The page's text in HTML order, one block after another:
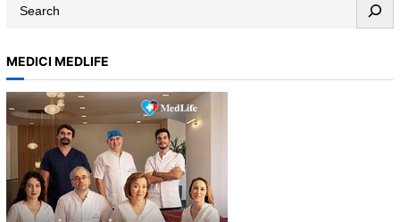
r
c
h
MEDICI MEDLIFE